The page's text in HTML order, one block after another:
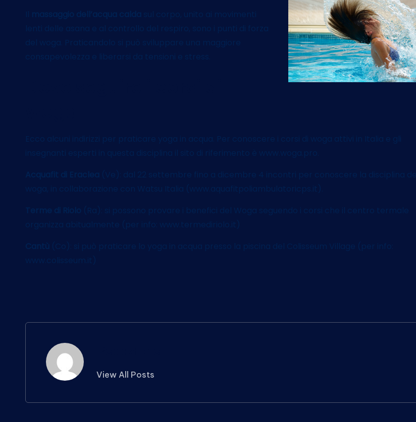
massaggio dell’acqua calda
sul corpo, unito ai movimenti
lenti delle asana e al controllo del respiro, sono i punti di forza
del woga. Praticandolo si può sviluppare una maggiore
consapevolezza e liberarsi da tensioni e stress.
Ecco alcuni indirizzi per praticare yoga in acqua. Per conoscere i corsi di woga attivi in Italia e gli
insegnanti esperti in questa disciplina il sito di riferimento è www.woga.pro.
Acquafit di Eraclea
(Ve): dal 22 settembre fino a dicembre 4 incontri per conoscere la disciplina del
woga, in collaborazione con Watsu Italia (www.aquafitpoliambulatoricps.it).
Terme di Riolo
(Ra): si possono provare i benefici del Woga seguendo i corsi che il centro termale
organizza abitualmente (per info: www.termediriolo.it)
Cantù
(Co): si può praticare lo yoga in acqua presso la piscina del Colisseum Village (per info:
www.colisseum.it)
View All Posts